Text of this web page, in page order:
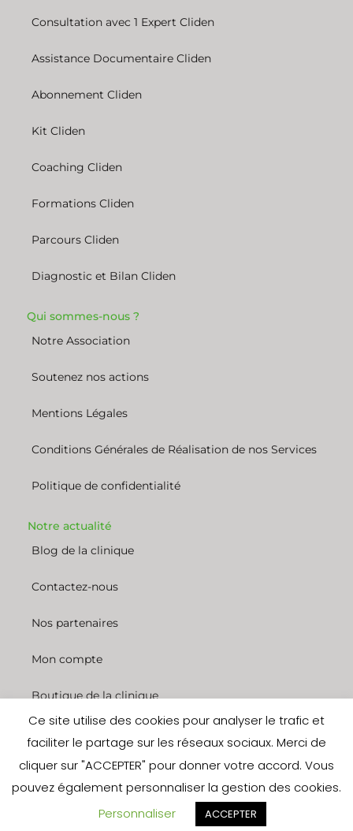
Consultation avec 1 Expert Cliden
Assistance Documentaire Cliden
Abonnement Cliden
Kit Cliden
Coaching Cliden
Formations Cliden
Parcours Cliden
Diagnostic et Bilan Cliden
Qui sommes-nous ?
Notre Association
Soutenez nos actions
Mentions Légales
Conditions Générales de Réalisation de nos Services
Politique de confidentialité
Notre actualité
Blog de la clinique
Contactez-nous
Nos partenaires
Mon compte
Boutique de la clinique
© 2022 Clinique des entrepreneurs. Tous droits réservés. Site réalisé
experts de Dokaweb
Ce site utilise des cookies pour analyser le trafic et
faciliter le partage sur les réseaux sociaux. Merci de
cliquer sur "ACCEPTER" pour donner votre accord. Vous
pouvez également personnaliser la gestion des cookies.
Personnaliser
ACCEPTER